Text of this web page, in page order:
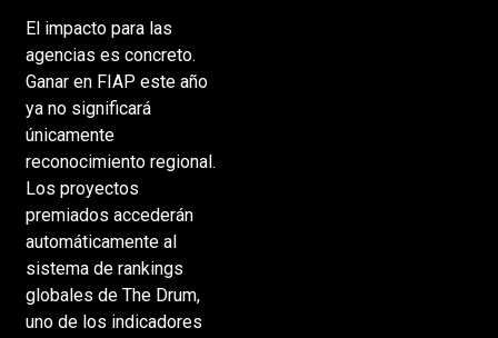
El impacto para las
agencias es concreto.
Ganar en FIAP este año
ya no significará
únicamente
reconocimiento regional.
Los proyectos
premiados accederán
automáticamente al
sistema de rankings
globales de The Drum,
uno de los indicadores